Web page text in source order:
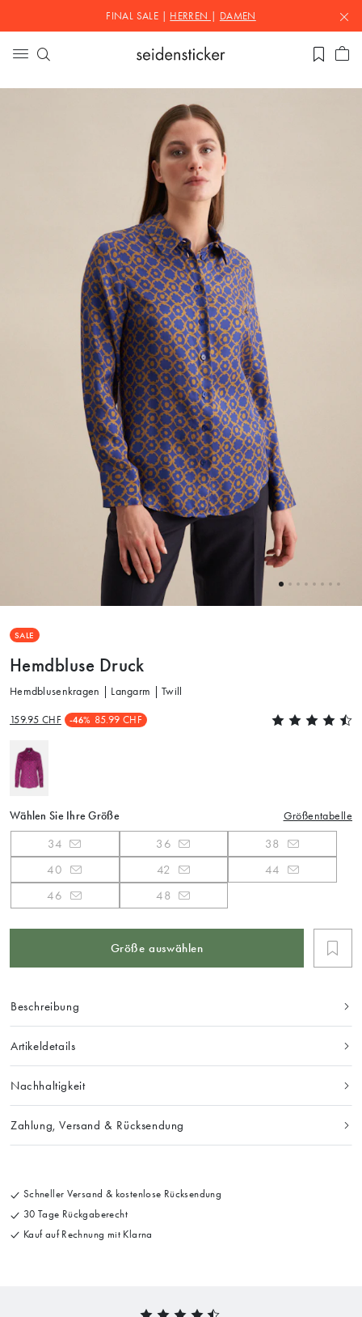
FINAL SALE | HERREN DAMEN
SALE
Hemdbluse Druck
Hemdblusenkragen | Langarm | Twill
159.95 CHF -46% 85.99 CHF
Wählen Sie Ihre Größe Größentabelle
34 36
38
40
42
44
46
48
Größe auswählen
Beschreibung
Artikeldetails
Nachhaltigkeit
Zahlung, Versand & Rücksendung
Schneller Versand & kostenlose Rücksendung
30 Tage Rückgaberecht
Kauf auf Rechnung mit Klarna